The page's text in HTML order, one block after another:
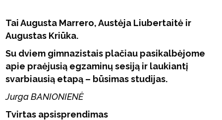
Tai Augusta Marrero, Austėja Liubertaitė ir
Augustas Kriūka.
Su dviem gimnazistais plačiau pasikalbėjome
apie praėjusią egzaminų sesiją ir laukiantį
svarbiausią etapą – būsimas studijas.
Jurga BANIONIENĖ
Tvirtas apsisprendimas